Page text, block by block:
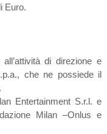
Euro.
di direzione e
che ne possiede il
Entertainment S.r.l. e
Milan –Onlus e